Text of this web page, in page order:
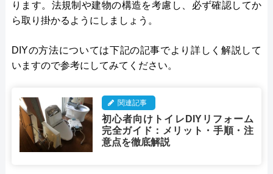
ります。法規制や建物の構造を考慮し、必ず確認してか
ら取り掛かるようにしましょう。
DIYの方法については下記の記事でより詳しく解説して
いますので参考にしてみてください。
関連記事
初心者向けトイレDIYリフォーム
完全ガイド：メリット・手順・注
意点を徹底解説